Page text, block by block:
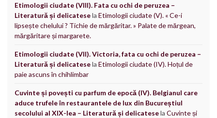
Etimologii ciudate (VIII). Fata cu ochi de peruzea –
Literatură și delicatesela Etimologii ciudate (V). « Ce-i
lipsește chelului ? Tichie de mărgăritar. » Palate de mărgean,
mărgăritare și margarete.
Etimologii ciudate (VII). Victoria, fata cu ochi de peruzea –
Literatură și delicatesela Etimologii ciudate (IV). Hoțul de
paie ascuns în chihlimbar
Cuvinte și povești cu parfum de epocă (IV). Belgianul care
aduce trufele în restaurantele de lux din Bucureștiul
secolului al XIX-lea – Literatură și delicatesela Cuvinte și